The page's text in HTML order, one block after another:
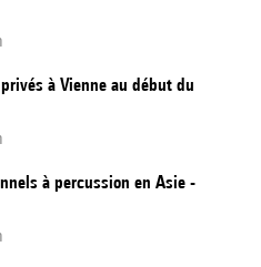
à Vienne au début du
à percussion en Asie -